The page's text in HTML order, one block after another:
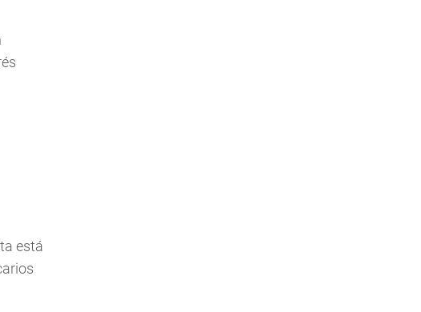
está